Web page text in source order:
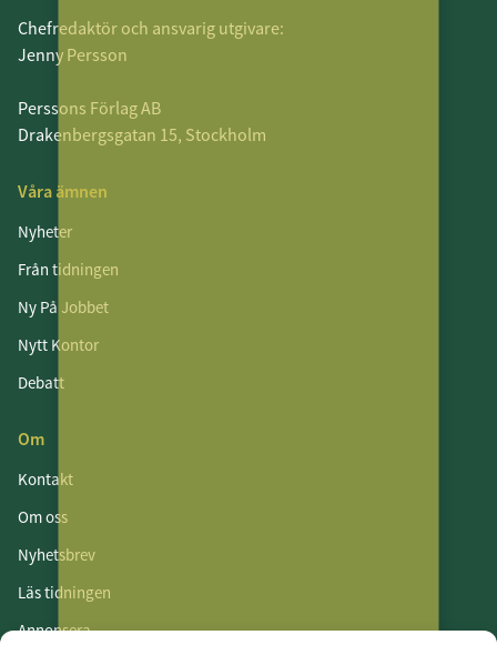
Chefredaktör och ansvarig utgivare:
Jenny Persson
Perssons Förlag AB
Drakenbergsgatan 15, Stockholm
Våra ämnen
Nyheter
Från tidningen
Ny På Jobbet
Nytt Kontor
Debatt
Om
Kontakt
Om oss
Nyhetsbrev
Läs tidningen
Annonsera